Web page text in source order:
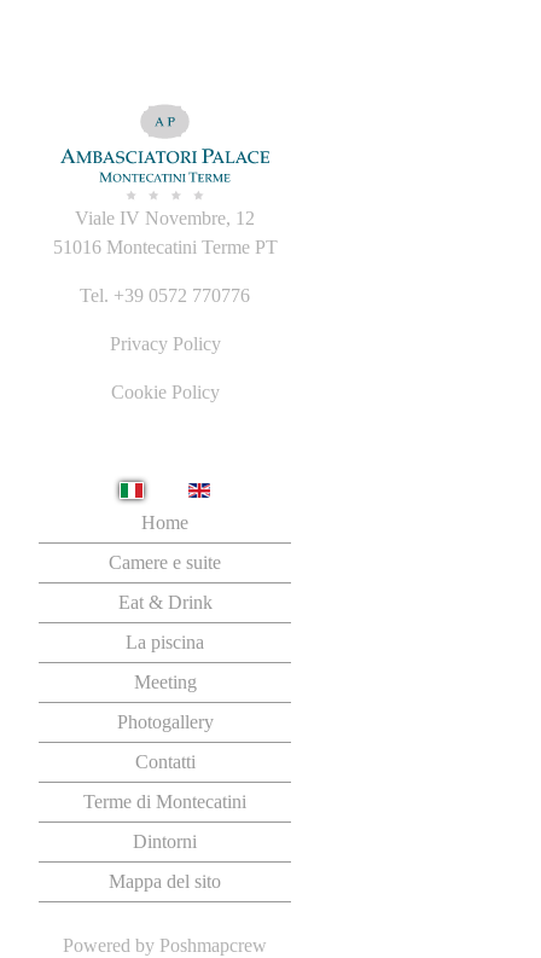
Viale IV Novembre, 12
51016 Montecatini Terme PT
Tel. +39 0572 770776
Privacy Policy
Cookie Policy
Seleziona la tua lingua
Home
Camere e suite
Eat & Drink
La piscina
Meeting
Photogallery
Contatti
Terme di Montecatini
Dintorni
Mappa del sito
Powered by Poshmapcrew